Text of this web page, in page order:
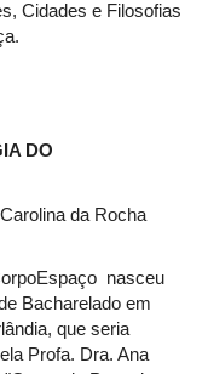
Cidades e Filosofias
DO
da Rocha
nasceu
Bacharelado em
que seria
Profa. Dra. Ana